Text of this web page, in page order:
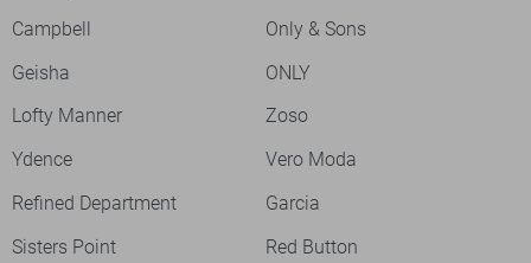
Campbell
Only & Sons
Geisha
ONLY
Lofty Manner
Zoso
Ydence
Vero Moda
Refined Department
Garcia
Sisters Point
Red Button